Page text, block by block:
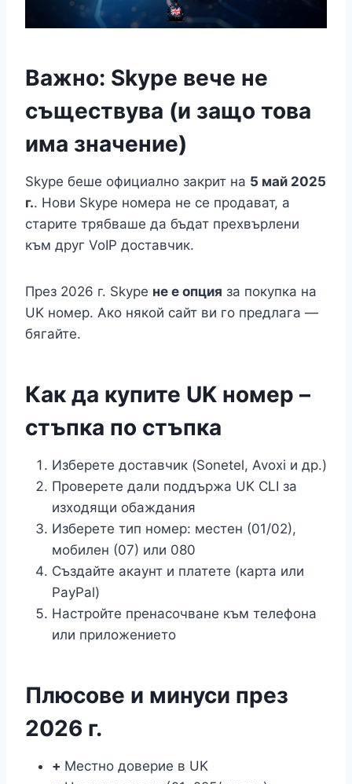
Важно: Skype вече не
съществува (и защо това
има значение)
Skype беше официално закрит на 5 май 2025
г.. Нови Skype номера не се продават, а
старите трябваше да бъдат прехвърлени
към друг VoIP доставчик.
През 2026 г. Skype не е опция за покупка на
UK номер. Ако някой сайт ви го предлага —
бягайте.
Как да купите UK номер –
стъпка по стъпка
Изберете доставчик (Sonetel, Avoxi и др.)
Проверете дали поддържа UK CLI за
изходящи обаждания
Изберете тип номер: местен (01/02),
мобилен (07) или 080
Създайте акаунт и платете (карта или
PayPal)
Настройте пренасочване към телефона
или приложението
Плюсове и минуси през
2026 г.
+ Местно доверие в UK